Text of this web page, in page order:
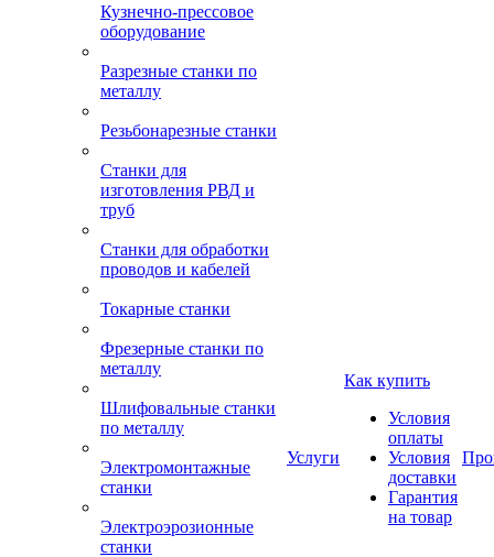
Кузнечно-прессовое
оборудование
Разрезные станки по
металлу
Резьбонарезные станки
Станки для
изготовления РВД и
труб
Станки для обработки
проводов и кабелей
Токарные станки
Фрезерные станки по
металлу
Шлифовальные станки
по металлу
Электромонтажные
станки
Электроэрозионные
станки
Услуги
Как купить
Условия
оплаты
Условия
доставки
Гарантия
на товар